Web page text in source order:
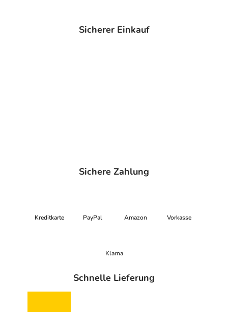
Sicherer Einkauf
Sichere Zahlung
Kreditkarte PayPal Amazon Vorkasse
Klarna
Schnelle Lieferung